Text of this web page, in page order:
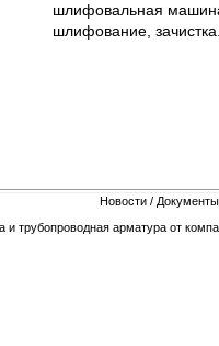
шлифовальная
шлифование,
Новости / Документы
трубопроводная арматура от